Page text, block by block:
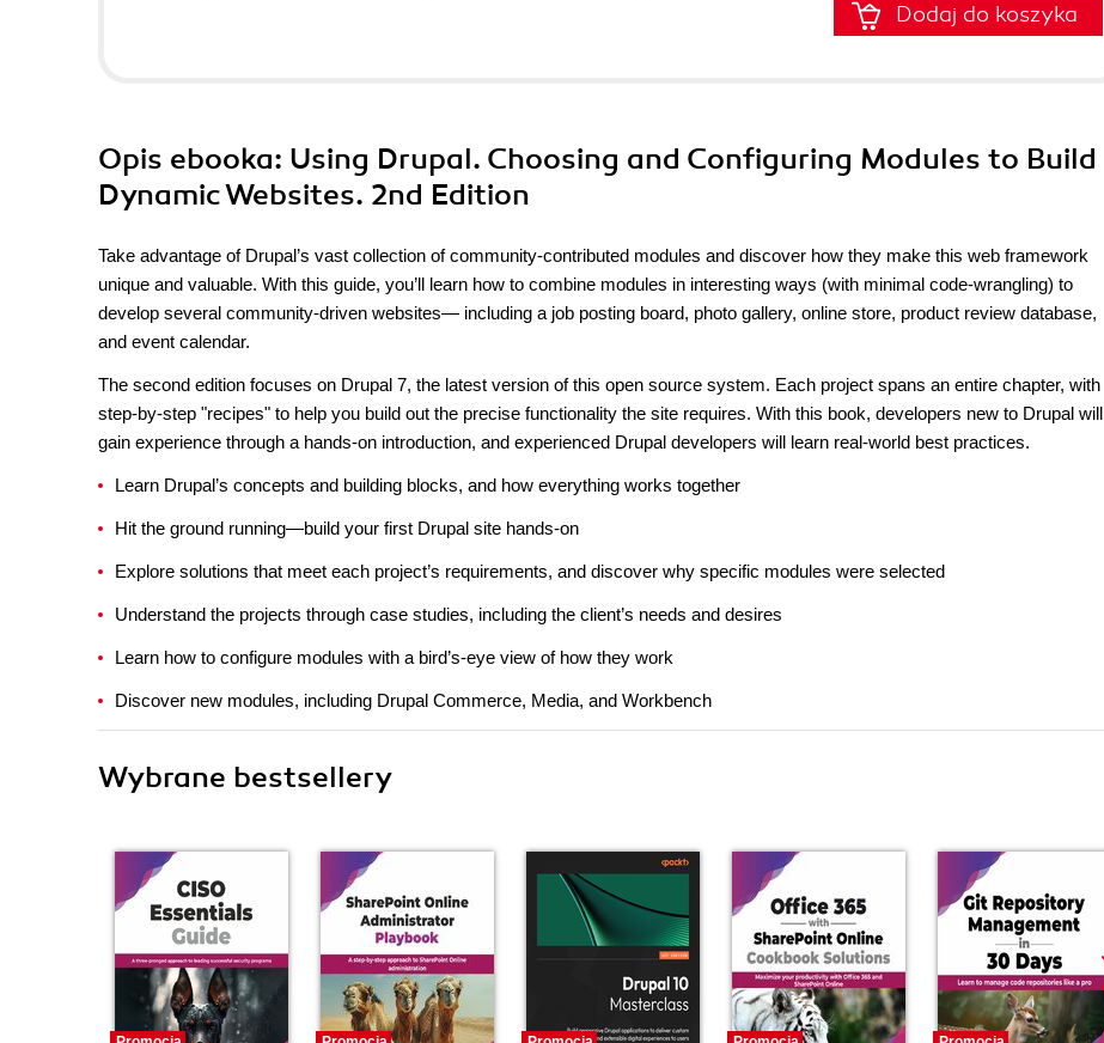
Dodaj do koszyka
Opis ebooka: Using Drupal. Choosing and Configuring Modules to Build
Dynamic Websites. 2nd Edition
Take advantage of Drupal’s vast collection of community-contributed modules and discover how they make this web framework
unique and valuable. With this guide, you’ll learn how to combine modules in interesting ways (with minimal code-wrangling) to
develop several community-driven websites— including a job posting board, photo gallery, online store, product review database,
and event calendar.
The second edition focuses on Drupal 7, the latest version of this open source system. Each project spans an entire chapter, with
step-by-step "recipes" to help you build out the precise functionality the site requires. With this book, developers new to Drupal will
gain experience through a hands-on introduction, and experienced Drupal developers will learn real-world best practices.
Learn Drupal’s concepts and building blocks, and how everything works together
Hit the ground running—build your first Drupal site hands-on
Explore solutions that meet each project’s requirements, and discover why specific modules were selected
Understand the projects through case studies, including the client’s needs and desires
Learn how to configure modules with a bird’s-eye view of how they work
Discover new modules, including Drupal Commerce, Media, and Workbench
Wybrane bestsellery